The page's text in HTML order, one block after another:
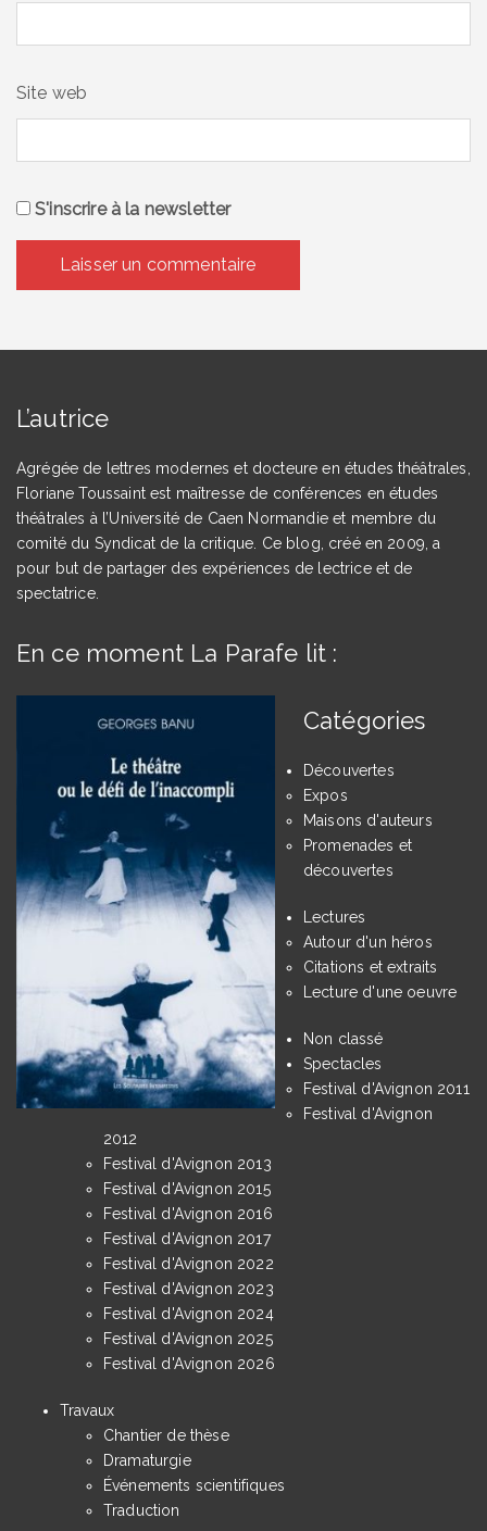
Site web
S'inscrire à la newsletter
L’autrice
Agrégée de lettres modernes et docteure en études théâtrales,
Floriane Toussaint est maîtresse de conférences en études
théâtrales à l’Université de Caen Normandie et membre du
comité du Syndicat de la critique. Ce blog, créé en 2009, a
pour but de partager des expériences de lectrice et de
spectatrice.
En ce moment La Parafe lit :
Catégories
Découvertes
Expos
Maisons d'auteurs
Promenades et
découvertes
Lectures
Autour d'un héros
Citations et extraits
Lecture d'une oeuvre
Non classé
Spectacles
Festival d'Avignon 2011
Festival d'Avignon
2012
Festival d'Avignon 2013
Festival d'Avignon 2015
Festival d'Avignon 2016
Festival d'Avignon 2017
Festival d'Avignon 2022
Festival d'Avignon 2023
Festival d'Avignon 2024
Festival d'Avignon 2025
Festival d'Avignon 2026
Travaux
Chantier de thèse
Dramaturgie
Événements scientifiques
Traduction